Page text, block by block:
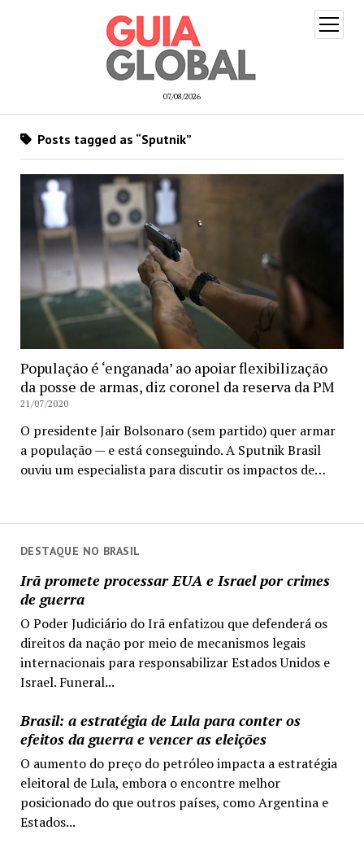
07/08/2026
open
menu
DESTAQUE NO BRASIL
Irã promete processar EUA e Israel por crimes
de guerra
O Poder Judiciário do Irã enfatizou que defenderá os
direitos da nação por meio de mecanismos legais
internacionais para responsabilizar Estados Unidos e
Israel. Funeral...
Brasil: a estratégia de Lula para conter os
efeitos da guerra e vencer as eleições
O aumento do preço do petróleo impacta a estratégia
eleitoral de Lula, embora o encontre melhor
posicionado do que outros países, como Argentina e
Estados...
Posts tagged as “Sputnik”
População é ‘enganada’ ao apoiar flexibilização
da posse de armas, diz coronel da reserva da PM
21/07/2020
O presidente Jair Bolsonaro (sem partido) quer armar
a população — e está conseguindo. A Sputnik Brasil
ouviu um especialista para discutir os impactos de…